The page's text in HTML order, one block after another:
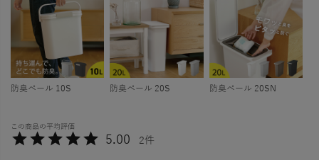
防臭ペール 10S 防臭ペール 20S 防臭ペール 20SN
5.00 2